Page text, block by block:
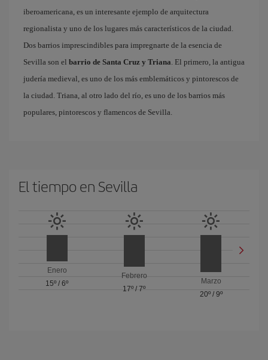
iberoamericana, es un interesante ejemplo de arquitectura
regionalista y uno de los lugares más característicos de la ciudad.
Dos barrios imprescindibles para impregnarte de la esencia de
Sevilla son el barrio de Santa Cruz y Triana. El primero, la antigua
judería medieval, es uno de los más emblemáticos y pintorescos de
la ciudad. Triana, al otro lado del río, es uno de los barrios más
populares, pintorescos y flamencos de Sevilla.
El tiempo en Sevilla
Enero
15º /6º
Febrero
17º / 7º
Marzo
20º/ 9º